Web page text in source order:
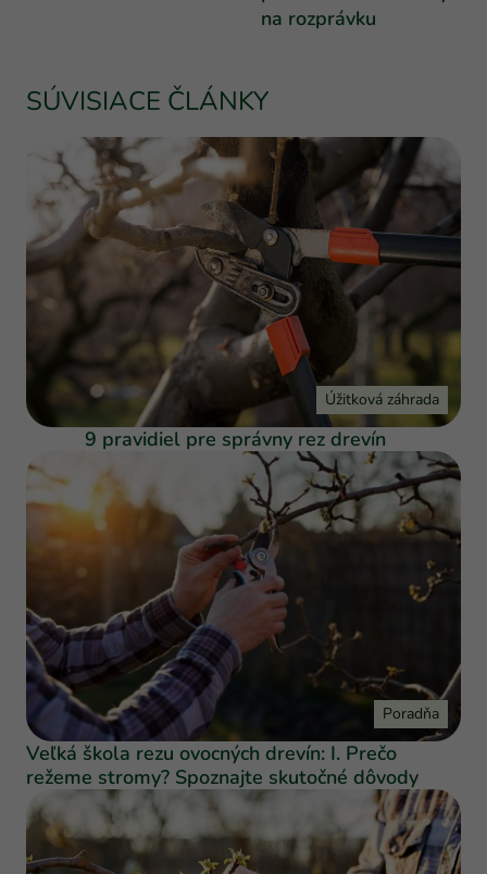
na rozprávku
SÚVISIACE ČLÁNKY
Úžitková záhrada
9 pravidiel pre správny rez drevín
Poradňa
Veľká škola rezu ovocných drevín: I. Prečo
režeme stromy? Spoznajte skutočné dôvody